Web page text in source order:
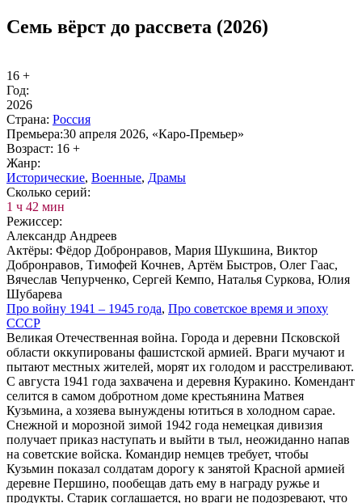
Семь вёрст до рассвета (2026)
16 +
Год:
2026
Стра­на: Рос­сия
Пре­мье­ра:30 апреля 2026, «Каро-Премьер»
Воз­раст: 16 +
Жанр:
Ис­то­ри­че­ские, Во­ен­ные, Дра­мы
Сколь­ко се­рий:
1 ч 42 мин
Ре­жис­сер:
Александр Андреев
Ак­тё­ры: Фёдор Добронравов, Мария Шукшина, Виктор
Добронравов, Тимофей Кочнев, Артём Быстров, Олег Гаас,
Вячеслав Чепурченко, Сергей Кемпо, Наталья Суркова, Юлия
Шубарева
Про вой­ну 1941 – 1945 го­да, Про со­вет­ское вре­мя и эпо­ху
СССР
Великая Отечественная война. Города и деревни Псковской
области оккупированы фашистской армией. Враги мучают и
пытают местных жителей, морят их голодом и расстреливают.
С августа 1941 года захвачена и деревня Куракино. Комендант
селится в самом добротном доме крестьянина Матвея
Кузьмина, а хозяева вынуждены ютиться в холодном сарае.
Снежной и морозной зимой 1942 года немецкая дивизия
получает приказ наступать и выйти в тыл, неожиданно напав
на советские войска. Командир немцев требует, чтобы
Кузьмин показал солдатам дорогу к занятой Красной армией
деревне Першино, пообещав дать ему в награду ружье и
продукты. Старик соглашается, но враги не подозревают, что